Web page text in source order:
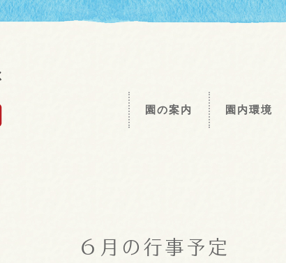
園内環境
園の案内
６月の行事予定